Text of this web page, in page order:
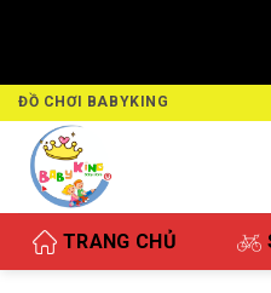
Skip
to
content
ĐỒ CHƠI BABYKING
TRANG CHỦ